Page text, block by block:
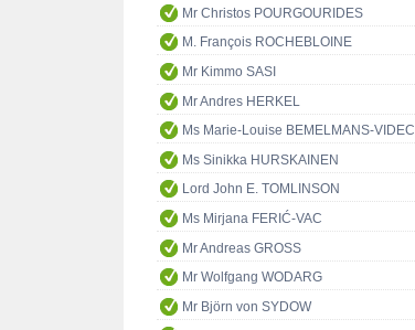
Mr Christos POURGOURIDES
M. François ROCHEBLOINE
Mr Kimmo SASI
Mr Andres HERKEL
Ms Marie-Louise BEMELMANS-VIDEC
Ms Sinikka HURSKAINEN
Lord John E. TOMLINSON
Ms Mirjana FERIĆ-VAC
Mr Andreas GROSS
Mr Wolfgang WODARG
Mr Björn von SYDOW